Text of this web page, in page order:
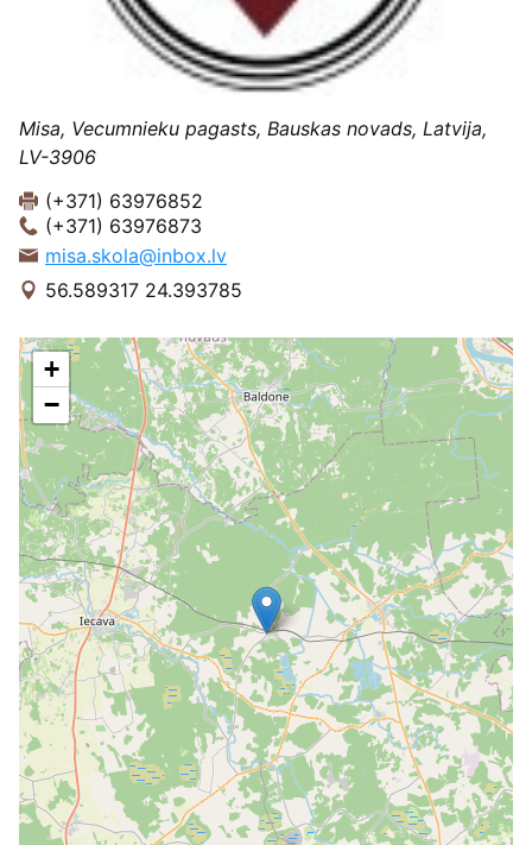
Misa, Vecumnieku pagasts, Bauskas novads, Latvija,
LV-3906
(+371) 63976852
(+371) 63976873
misa.skola@inbox.lv
56.589317 24.393785
+
−